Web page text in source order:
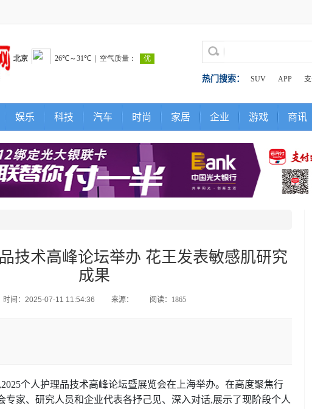
热门搜索： SUV APP
娱乐 科技 汽车 时尚 家居 企业 游戏 商讯
技术高峰论坛举办 花王发表敏感肌研究
成果
时间：2025-07-11 11:54:36 来源： 阅读：1865
个人护理品技术高峰论坛暨展览会在上海举办。在高度聚焦行
专家、研究人员和企业代表各抒己见、深入对话,展示了现阶段个人